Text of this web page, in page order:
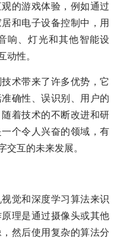
的游戏体验，例如通过
和电子设备控制中，用
响、灯光和其他智能设
动性。
术带来了许多优势，它
确性、误识别、用户的
着技术的不断改进和研
个令人兴奋的领域，有
交互的未来发展。
觉和深度学习算法来识
理是通过摄像头或其他
然后使用复杂的算法分